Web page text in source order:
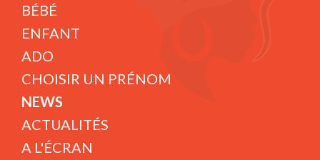
BÉBÉ
ENFANT
ADO
CHOISIR UN PRÉNOM
NEWS
ACTUALITÉS
A L'ÉCRAN